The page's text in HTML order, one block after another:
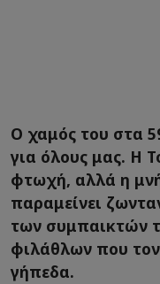
Ο χαμός του στα
για όλους μας. Η
φτωχή, αλλά η
παραμείνει
των συμπαικτών
φιλάθλων που
γήπεδα.